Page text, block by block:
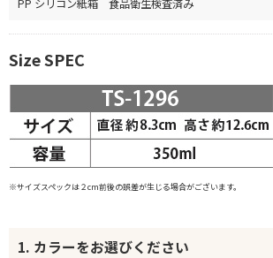
Size SPEC
※サイズスペックは２cm前後の誤差が生じる場合がございます。
1. カラーをお選びください